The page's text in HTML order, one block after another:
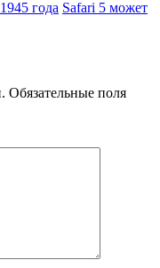
года Safari 5 может
Обязательные поля